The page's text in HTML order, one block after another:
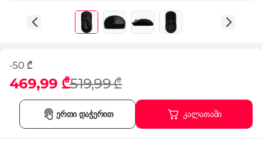
-50 ₾
469,99 ₾519,99 ₾
კალათაში
ერთი დაჭერით